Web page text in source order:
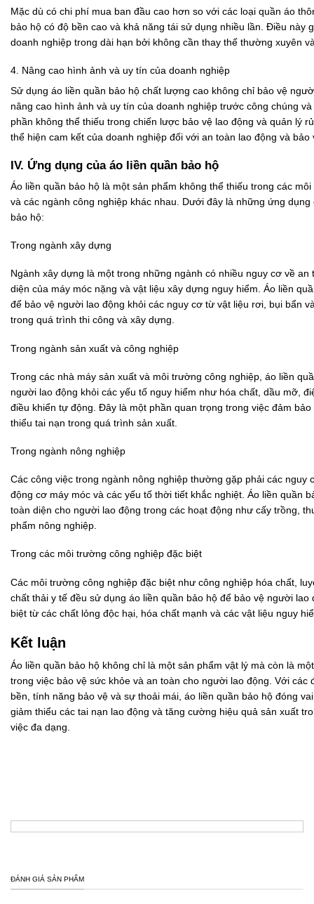
Mặc dù có chi phí mua ban đầu cao hơn so với các loại quần áo
bảo hộ có độ bền cao và khả năng tái sử dụng nhiều lần. Điều này
doanh nghiệp trong dài hạn bởi không cần thay thế thường xuyên
4. Nâng cao hình ảnh và uy tín của doanh nghiệp
Sử dụng áo liền quần bảo hộ chất lượng cao không chỉ bảo vệ
nâng cao hình ảnh và uy tín của doanh nghiệp trước công chúng
phần không thể thiếu trong chiến lược bảo vệ lao động và quản lý
thể hiện cam kết của doanh nghiệp đối với an toàn lao động và
IV. Ứng dụng của áo liền quần bảo hộ
Áo liền quần bảo hộ là một sản phẩm không thể thiếu trong các
và các ngành công nghiệp khác nhau. Dưới đây là những ứng
bảo hộ:
Trong ngành xây dựng
Ngành xây dựng là một trong những ngành có nhiều nguy cơ về an
diện của máy móc nặng và vật liệu xây dựng nguy hiểm. Áo liền
để bảo vệ người lao động khỏi các nguy cơ từ vật liệu rơi, bụi bẩn
trong quá trình thi công và xây dựng.
Trong ngành sản xuất và công nghiệp
Trong các nhà máy sản xuất và môi trường công nghiệp, áo liền
người lao động khỏi các yếu tố nguy hiểm như hóa chất, dầu mỡ,
điều khiển tự động. Đây là một phần quan trọng trong việc đảm
thiểu tai nạn trong quá trình sản xuất.
Trong ngành nông nghiệp
Các công việc trong ngành nông nghiệp thường gặp phải các nguy
động cơ máy móc và các yếu tố thời tiết khắc nghiệt. Áo liền quần
toàn diện cho người lao động trong các hoạt động như cấy trồng,
phẩm nông nghiệp.
Trong các môi trường công nghiệp đặc biệt
Các môi trường công nghiệp đặc biệt như công nghiệp hóa chất,
chất thải y tế đều sử dụng áo liền quần bảo hộ để bảo vệ người lao
biệt từ các chất lỏng độc hại, hóa chất mạnh và các vật liệu nguy
Kết luận
Áo liền quần bảo hộ không chỉ là một sản phẩm vật lý mà còn là
trong việc bảo vệ sức khỏe và an toàn cho người lao động. Với các
bền, tính năng bảo vệ và sự thoải mái, áo liền quần bảo hộ đóng
giảm thiểu các tai nạn lao động và tăng cường hiệu quả sản xuất
việc đa dạng.
ĐÁNH GIÁ SẢN PHẨM